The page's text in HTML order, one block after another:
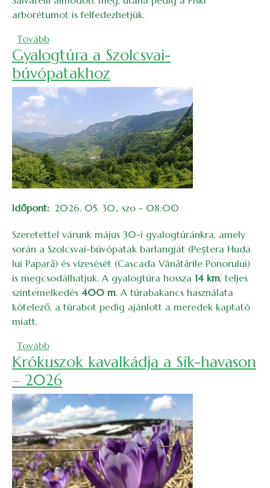
arborétumot is felfedezhetjük.
Tovább(Zoé kertje és a Piski arborétum)
Gyalogtúra a Szolcsvai-
búvópatakhoz
Időpont 2026. 05. 30., szo - 08:00
Szeretettel várunk május 30-i gyalogtúránkra, amely
során a Szolcsvai-búvópatak barlangját (Peștera Huda
lui Papară) és vízesését (Cascada Vânătările Ponorului)
is megcsodálhatjuk. A gyalogtúra hossza 14 km, teljes
szintemelkedés 400 m. A túrabakancs használata
kötelező, a túrabot pedig ajánlott a meredek kaptató
miatt.
Tovább(Gyalogtúra a Szolcsvai-búvópatakhoz)
Krókuszok kavalkádja a Sík-havason
– 2026